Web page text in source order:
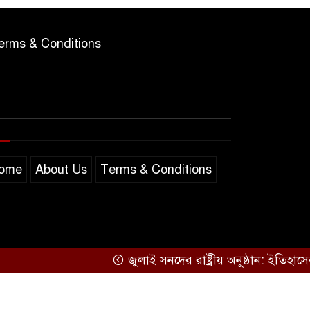
& Conditions
About Us Terms & Conditions
জুলাই সনদের রাষ্ট্রীয় অনুষ্ঠান: ইতিহাসের